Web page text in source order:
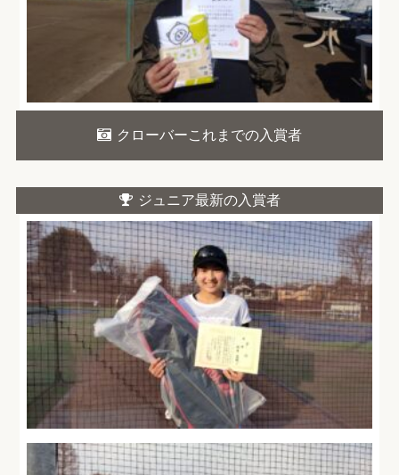
クローバーこれまでの入賞者
ジュニア最新の入賞者